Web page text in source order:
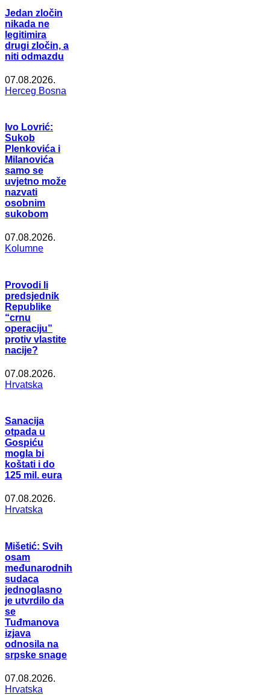
Jedan zločin
nikada ne
legitimira
drugi zločin, a
niti odmazdu
07.08.2026.
Herceg Bosna
Ivo Lovrić:
Sukob
Plenkovića i
Milanovića
samo se
uvjetno može
nazvati
osobnim
sukobom
07.08.2026.
Kolumne
Provodi li
predsjednik
Republike
“crnu
operaciju”
protiv vlastite
nacije?
07.08.2026.
Hrvatska
Sanacija
otpada u
Gospiću
mogla bi
koštati i do
125 mil. eura
07.08.2026.
Hrvatska
Mišetić: Svih
osam
međunarodnih
sudaca
jednoglasno
je utvrdilo da
se
Tuđmanova
izjava
odnosila na
srpske snage
07.08.2026.
Hrvatska